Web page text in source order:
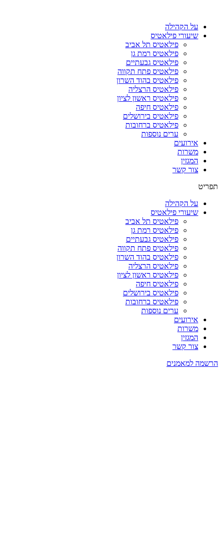
על הקהילה
שיעורי פילאטיס
פילאטיס תל אביב
פילאטיס רמת גן
פילאטיס גבעתיים
פילאטיס פתח תקווה
פילאטיס בהוד השרון
פילאטיס הרצליה
פילאטיס ראשון לציון
פילאטיס חיפה
פילאטיס בירושלים
פילאטיס ברחובות
ערים נוספות
אירועים
משרות
המגזין
צור קשר
תפריט
על הקהילה
שיעורי פילאטיס
פילאטיס תל אביב
פילאטיס רמת גן
פילאטיס גבעתיים
פילאטיס פתח תקווה
פילאטיס בהוד השרון
פילאטיס הרצליה
פילאטיס ראשון לציון
פילאטיס חיפה
פילאטיס בירושלים
פילאטיס ברחובות
ערים נוספות
אירועים
משרות
המגזין
צור קשר
הרשמה למאמנים